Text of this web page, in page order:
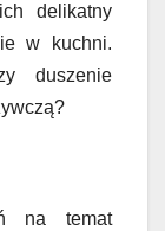
delikatny
w kuchni.
duszenie
na temat